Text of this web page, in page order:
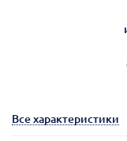
Все характеристики